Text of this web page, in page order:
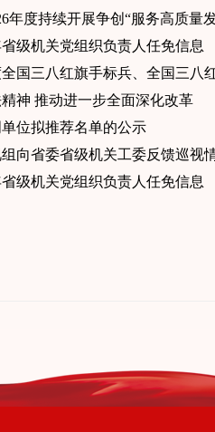
年度持续开展争创“服务高质量
级机关党组织负责人任免信息
全国三八红旗手标兵、全国三八
神 推动进一步全面深化改革
位拟推荐名单的公示
向省委省级机关工委反馈巡视
级机关党组织负责人任免信息